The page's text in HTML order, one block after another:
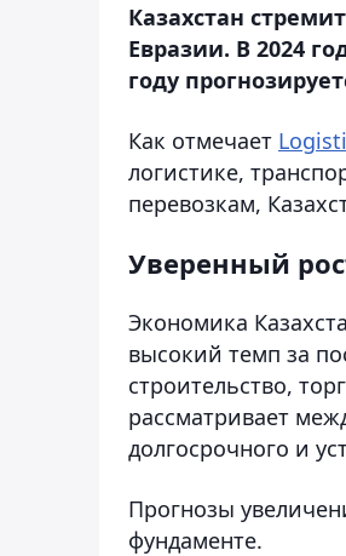
Казахстан
Евразии. В 2024
году
Как отмечает
логистике,
перевозкам,
Уверенный
Экономика
высокий темп за
строительство,
рассматривает
долгосрочного и
Прогнозы
фундаменте.